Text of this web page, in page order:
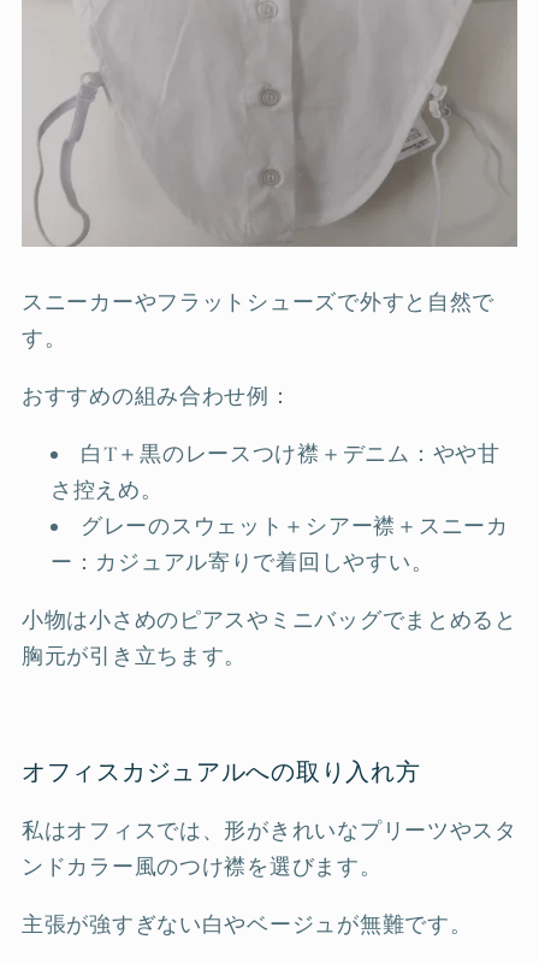
スニーカーやフラットシューズで外すと自然で
す。
おすすめの組み合わせ例：
白T＋黒のレースつけ襟＋デニム：やや甘
さ控えめ。
グレーのスウェット＋シアー襟＋スニーカ
ー：カジュアル寄りで着回しやすい。
小物は小さめのピアスやミニバッグでまとめると
胸元が引き立ちます。
オフィスカジュアルへの取り入れ方
私はオフィスでは、形がきれいなプリーツやスタ
ンドカラー風のつけ襟を選びます。
主張が強すぎない白やベージュが無難です。